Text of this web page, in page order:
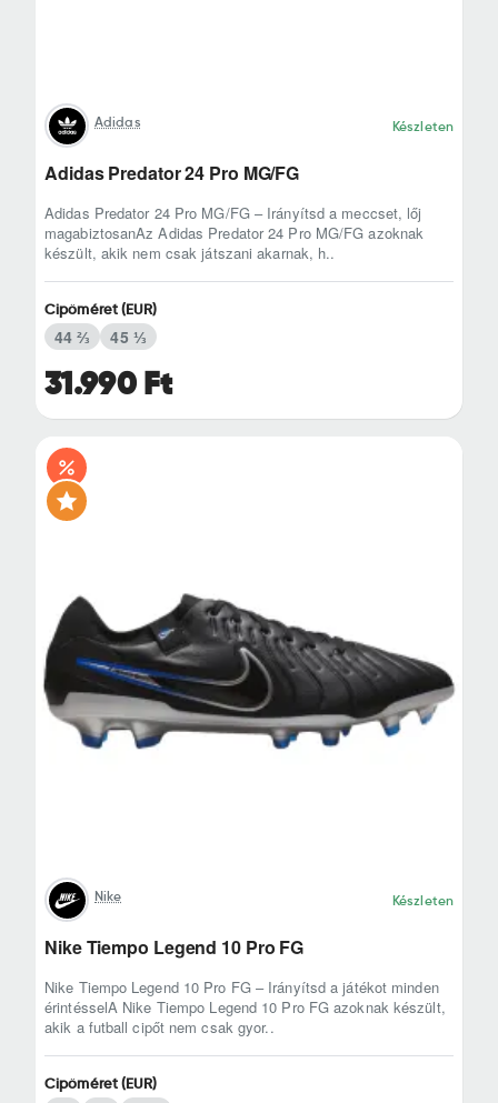
Adidas Készleten
Adidas Predator 24 Pro MG/FG
Adidas Predator 24 Pro MG/FG – Irányítsd a meccset, lőj
magabiztosanAz Adidas Predator 24 Pro MG/FG azoknak
készült, akik nem csak játszani akarnak, h..
31.990 Ft
Cipőméret (EUR)
44 ⅔ 45 ⅓
Nike Készleten
Nike Tiempo Legend 10 Pro FG
Nike Tiempo Legend 10 Pro FG – Irányítsd a játékot minden
érintésselA Nike Tiempo Legend 10 Pro FG azoknak készült,
akik a futball cipőt nem csak gyor..
Cipőméret (EUR)